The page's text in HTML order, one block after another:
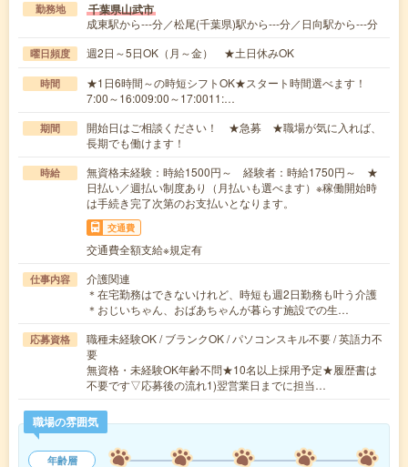
勤務地 千葉県山武市
成東駅から---分／松尾(千葉県)駅から---分／日向駅から---分
曜日頻度 週2日～5日OK（月～金） ★土日休みOK
時間
★1日6時間～の時短シフトOK★スタート時間選べます！
7:00～16:009:00～17:0011:…
期間
開始日はご相談ください！ ★急募 ★職場が気に入れば、
長期でも働けます！
時給
無資格未経験：時給1500円～ 経験者：時給1750円～ ★
日払い／週払い制度あり（月払いも選べます）※稼働開始時
は手続き完了次第のお支払いとなります。
交通費
交通費全額支給※規定有
仕事内容
介護関連
＊在宅勤務はできないけれど、時短も週2日勤務も叶う介護
＊おじいちゃん、おばあちゃんが暮らす施設での生…
応募資格
職種未経験OK / ブランクOK / パソコンスキル不要 / 英語力不
要
無資格・未経験OK年齢不問★10名以上採用予定★履歴書は
不要です▽応募後の流れ1)翌営業日までに担当…
職場の雰囲気
年齢層